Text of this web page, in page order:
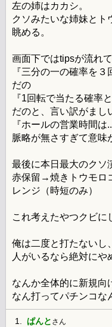
左の姉はカカシ。
クソみたいな姉妹とト
眺める。
画面下ではtipsが流れ
『三分の一の確率を３
だの
『1回転で当たる確率
だのと、言い訳がまし
『ホールの営業時間は
脈略が無さすぎて意味
最後に本日最大のクソ
赤保留→焼きトウモロ
レンジ（時短のみ）
これ考えたやつクビに
俺は二度と打たないし
人がいるなら絶対にや
なんか全体的に新規向
なん打ってパチンコな
1. ぱんと さん